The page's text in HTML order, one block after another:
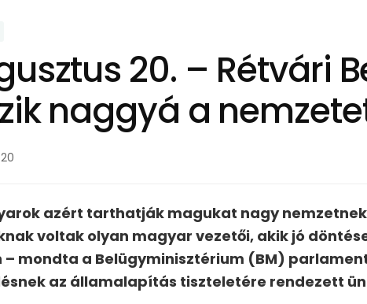
20. – Rétvári
naggyá a
azért tarthatják magukat nagy
voltak olyan magyar vezetői, akik jó
– mondta a Belügyminisztérium (BM)
az államalapítás tiszteletére rendezett